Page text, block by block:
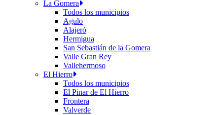
La Gomera
Todos los municipios
Agulo
Alajeró
Hermigua
San Sebastián de la Gomera
Valle Gran Rey
Vallehermoso
El Hierro
Todos los municipios
El Pinar de El Hierro
Frontera
Valverde